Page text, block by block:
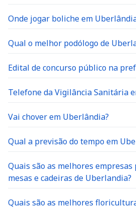
Onde jogar boliche em
Qual o melhor podólogo de
Edital de concurso público na
Telefone da Vigilância Sanitária
Vai chover em Uberlândia?
Qual a previsão do tempo em
Quais são as melhores
mesas e cadeiras de Uberlandia?
Quais são as melhores